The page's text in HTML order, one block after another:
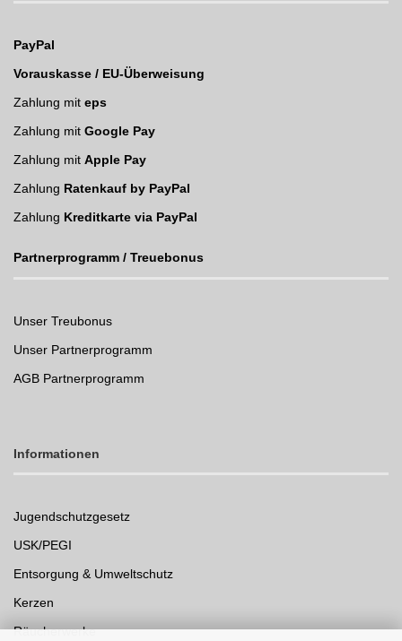
PayPal
Vorauskasse / EU-Überweisung
Zahlung mit eps
Zahlung mit Google Pay
Zahlung mit Apple Pay
Zahlung Ratenkauf by PayPal
Zahlung Kreditkarte via PayPal
Partnerprogramm / Treuebonus
Unser Treubonus
Unser Partnerprogramm
AGB Partnerprogramm
Informationen
Jugendschutzgesetz
USK/PEGI
Entsorgung & Umweltschutz
Kerzen
Räucherwerke